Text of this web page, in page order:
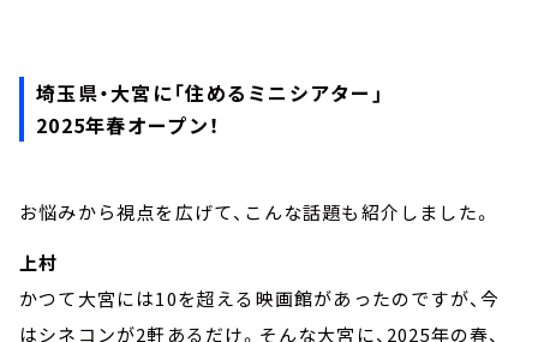
埼玉県・大宮に「住めるミニシアター」
2025年春オープン！
お悩みから視点を広げて、こんな話題も紹介しました。
上村
かつて大宮には10を超える映画館があったのですが、今
はシネコンが2軒あるだけ。そんな大宮に、2025年の春、